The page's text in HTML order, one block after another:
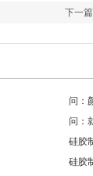
下一篇
问：
问：
硅胶
硅胶